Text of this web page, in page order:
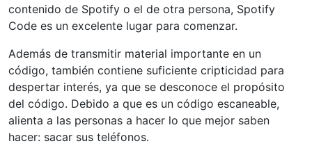
contenido de Spotify o el de otra persona, Spotify
Code es un excelente lugar para comenzar.
Además de transmitir material importante en un
código, también contiene suficiente cripticidad para
despertar interés, ya que se desconoce el propósito
del código. Debido a que es un código escaneable,
alienta a las personas a hacer lo que mejor saben
hacer: sacar sus teléfonos.